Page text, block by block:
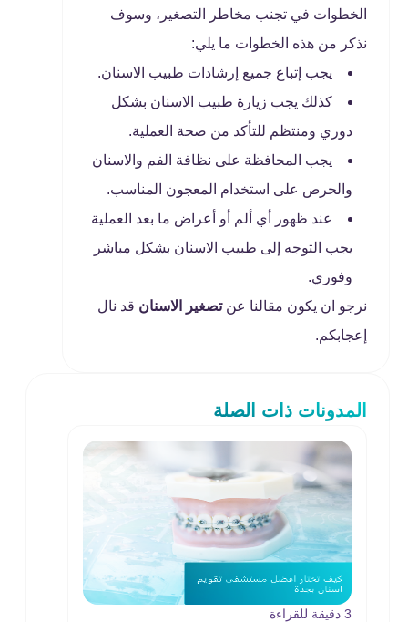
الخطوات في تجنب مخاطر التصغير، وسوف
نذكر من هذه الخطوات ما يلي:
يجب إتباع جميع إرشادات طبيب الاسنان.
كذلك يجب زيارة طبيب الاسنان بشكل
دوري ومنتظم للتأكد من صحة العملية.
يجب المحافظة على نظافة الفم والاسنان
والحرص على استخدام المعجون المناسب.
عند ظهور أي ألم أو أعراض ما بعد العملية
يجب التوجه إلى طبيب الاسنان بشكل مباشر
وفوري.
نرجو ان يكون مقالنا عنتصغير الاسنان قد نال
إعجابكم.
المدونات ذات الصلة
3 دقيقة للقراءة